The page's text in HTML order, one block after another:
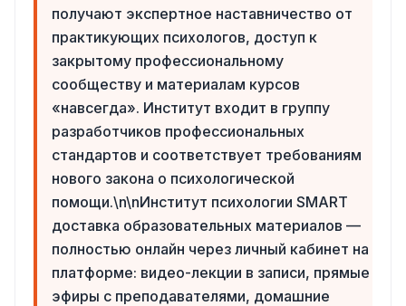
получают экспертное наставничество от
практикующих психологов, доступ к
закрытому профессиональному
сообществу и материалам курсов
«навсегда». Институт входит в группу
разработчиков профессиональных
стандартов и соответствует требованиям
нового закона о психологической
помощи.\n\nИнститут психологии SMART
доставка образовательных материалов —
полностью онлайн через личный кабинет на
платформе: видео-лекции в записи, прямые
эфиры с преподавателями, домашние